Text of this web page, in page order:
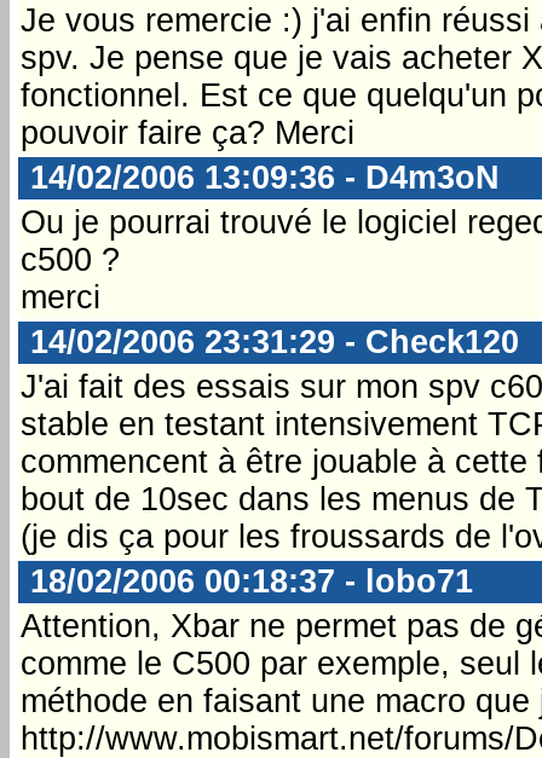
Je vous remercie :) j'ai enfin
spv. Je pense que je vais acheter
fonctionnel. Est ce que quelqu'un
pouvoir faire ça? Merci
14/02/2006 13:09:36 - D4m3oN
Ou je pourrai trouvé le logiciel
c500 ?
merci
14/02/2006 23:31:29 - Check120
J'ai fait des essais sur mon spv
stable en testant intensivement
commencent à être jouable à
bout de 10sec dans les menus de
(je dis ça pour les froussards de
18/02/2006 00:18:37 - lobo71
Attention, Xbar ne permet pas de
comme le C500 par exemple,
méthode en faisant une macro
http://www.mobismart.net/forums/